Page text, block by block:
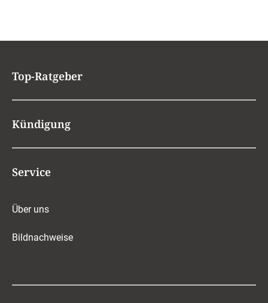
Top-Ratgeber
Kündigung
Service
Über uns
Bildnachweise